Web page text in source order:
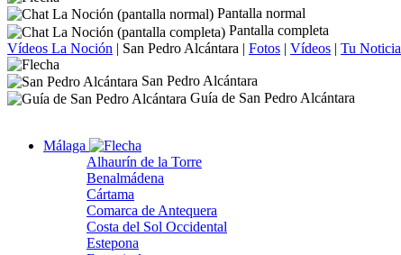
Pantalla normal
Pantalla completa
Vídeos La Noción | San Pedro Alcántara | Fotos | Vídeos | Tu Noticia
San Pedro Alcántara
Guía de San Pedro Alcántara
Málaga
Alhaurín de la Torre
Benalmádena
Cártama
Comarca de Antequera
Costa del Sol Occidental
Estepona